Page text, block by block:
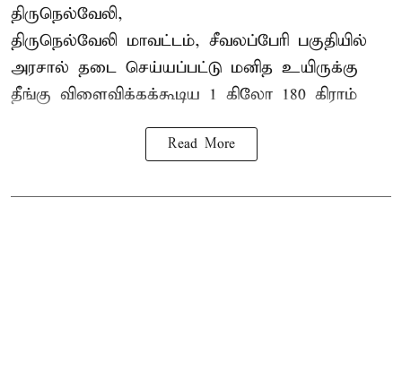
திருநெல்வேலி,
திருநெல்வேலி மாவட்டம், சீவலப்பேரி பகுதியில்
அரசால் தடை செய்யப்பட்டு மனித உயிருக்கு
தீங்கு விளைவிக்கக்கூடிய 1 கிலோ 180 கிராம்
Read More